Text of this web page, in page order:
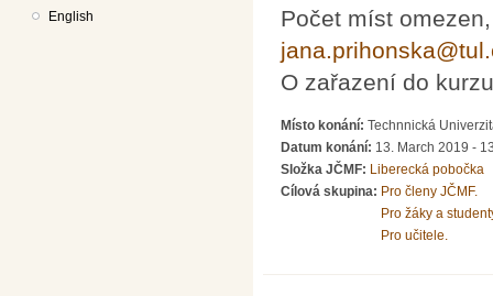
English
Počet míst
O zařazení do
Místo konání: Technnická
Datum konání: 13. March 2019 -
Složka JČMF: Liberecká pobočka
Cílová skupina: Pro členy JČMF.
Pro žáky a
Pro učitele.